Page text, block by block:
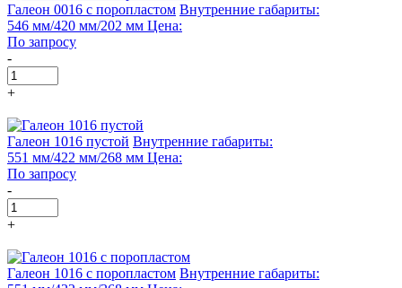
Галеон 0016 с поропластом Внутренние габариты:
546 мм/420 мм/202 мм Цена:
По запросу
-
+
Галеон 1016 пустой Внутренние габариты:
551 мм/422 мм/268 мм Цена:
По запросу
-
+
Галеон 1016 с поропластом Внутренние габариты: